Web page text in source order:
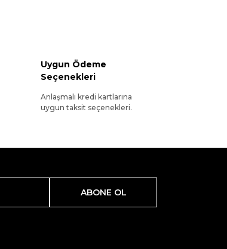
Uygun Ödeme
Seçenekleri
Anlaşmalı kredi kartlarına
uygun taksit seçenekleri.
ABONE OL